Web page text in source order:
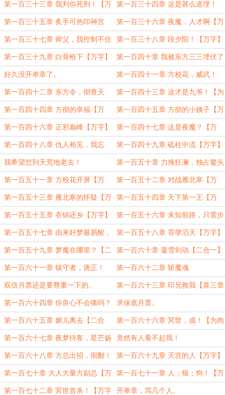
【万字】
第一百三十三章 我判你死刑！【万
字求保底月票】
第一百三十四章 这是甚么道理！
【万字】
第一百三十五章 炙手可热印神宫
【万字】
第一百三十六章 夜魔，人才啊【万
字】
第一百三十七章 师父，我控制不住
想杀人【万字】
第一百三十八章 段夕阳！【万字】
第一百三十九章 白骨枪下【万字】 第一百四十章 我被东方三三埋伏了
【万字】
好久没开单章了。 第一百四十一章 方校花，威武！
【万字】
第一百四十二章 东方令，彻查天
下！【万字】
第一百四十三章 这才是九爷！【为
hiteng、白衣玉笛两位盟主加更】
第一百四十四章 方彻的幸福【万
字】
第一百四十五章 方彻的小姨子【万
字】
第一百四十六章 正邪巅峰【万字】 第一百四十七章 这是夜魔？【万
字】
第一百四十八章 仇人相见，我忘
了！【万字】
第一百四十九章 砥柱中流【万字】
我希望怼到天荒地老去！ 第一百五十章 力挽狂澜，独占鳌头
【万字】
第一百五十一章 方校花开屏【万
字】
第一百五十二章 对战雁北寒【万
字】
第一百五十三章 雁北寒的怀疑【万
字】
第一百五十四章 天下第一王【万
字】
第一百五十五章 衣锦还乡【万字】 第一百五十六章 未知前路，只需步
量【万字】
第一百五十七章 由来好梦最易醒，
自古欢聚苦别离【万字】
第一百五十八章 罪孽滔天【万字】
第一百五十九章 梦魔在哪里？【二
合一】
第一百六十章 凝雪剑动【二合一】
第一百六十一章 镇守者，唐正！
【二合一】
第一百六十二章 斩魔魂
双倍月票还是要尊重一下的。 第一百六十三章 印兄救我【算三章
吧？】
第一百六十四章 你良心不会痛吗？
【万字，求月票。】
求保底月票。
第一百六十五章 媚儿离去【二合
一】
第一百六十六章 冥世，成！【为肉
肉的南瓜、一笑出尘两位盟主加
更。】
第一百六十七章 夜梦待客，星芒扬
名【为神猴子、太一真人两位盟主加
更。】
竟然有人看不起我！
第一百六十八章 方总出招，闹翻！
【万字】
第一百六十九章 天宫的人【万字】
第一百七十章 大人大量方副总【万
字求月票！】
第一百七十一章 人；狼；狗！【万
字】
第一百七十二章 冥世首杀！【万字 开单章，骂几个人。